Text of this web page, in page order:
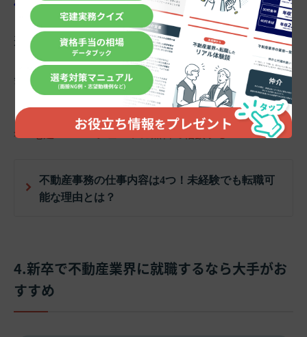
低い場合がほとんどです。
近年では大手企業を中心に、労働環境の整備やハラスメ
ント防止対策などが進んでいます。大手は中小の不動産
会社よりも福利厚生や休日取得の面で優れている、と言
えるでしょう。
>>>宅建Jobエージェントに無料で相談する
不動産事務の仕事内容は4つ！未経験でも転職可
能な理由とは？
4.新卒で不動産業界に就職するなら大手がお
すすめ